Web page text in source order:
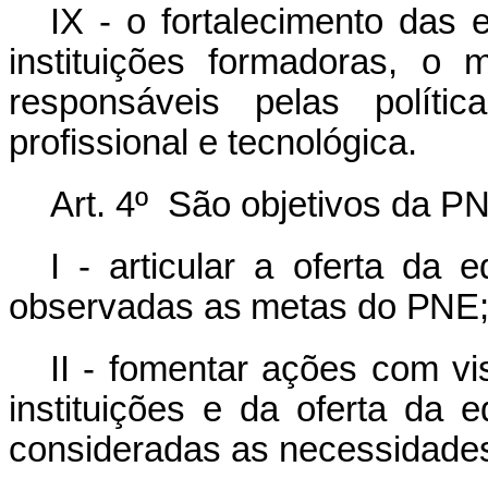
IX - o fortalecimento das
instituições formadoras, o
responsáveis pelas
profissional e tecnológica.
Art. 4º São objetivos da
I - articular a oferta da
observadas as metas do PNE;
II - fomentar ações com
instituições e da oferta da
consideradas as